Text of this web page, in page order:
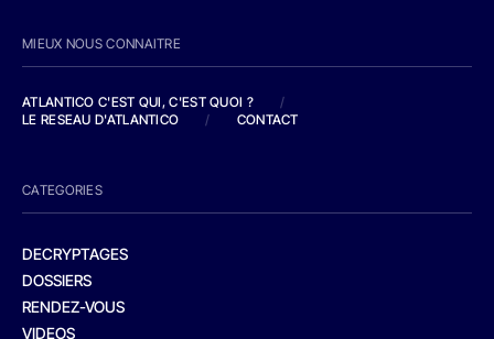
MIEUX NOUS CONNAITRE
ATLANTICO C'EST QUI, C'EST QUOI ?
/
LE RESEAU D'ATLANTICO
/ CONTACT
CATEGORIES
DECRYPTAGES
DOSSIERS
RENDEZ-VOUS
VIDEOS